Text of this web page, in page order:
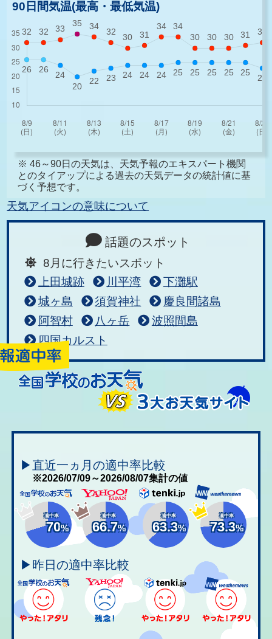
90日間気温(最高・最低気温)
※ 46～90日の天気は、天気予報のエキスパート機関
とのタイアップによる過去の天気データの統計値に基
づく予想です。
天気アイコンの意味について
話題のスポット
8月に行きたいスポット
上田城跡
川平湾
下灘駅
城ヶ島
須賀神社
慶良間諸島
阿智村
八ヶ岳
波照間島
四国カルスト
▶直近一ヵ月の適中率比較
※2026/07/09～2026/08/07集計の値
適中率
70%
適中率
66.7%
適中率
63.3%
適中率
73.3%
▶昨日の適中率比較